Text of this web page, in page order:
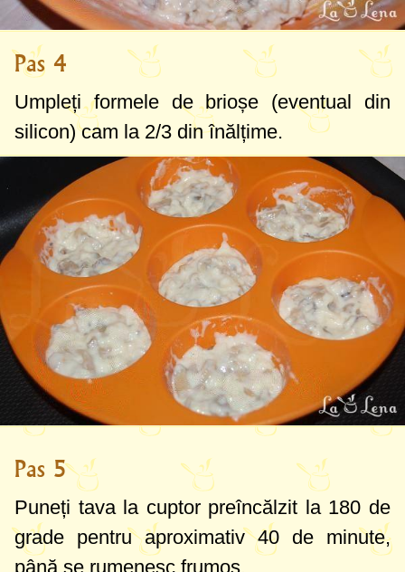
Pas 4
Umpleți formele de brioșe (eventual din
silicon) cam la 2/3 din înălțime.
Pas 5
Puneți tava la cuptor preîncălzit la 180 de
grade pentru aproximativ 40 de minute,
până se rumenesc frumos.